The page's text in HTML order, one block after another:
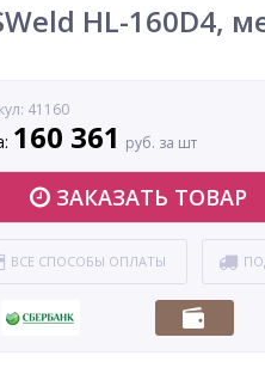
HL-160D4,
41160
160 361 руб. за шт
ЗАКАЗАТЬ ТОВАР
ВСЕ СПОСОБЫ ОПЛАТЫ